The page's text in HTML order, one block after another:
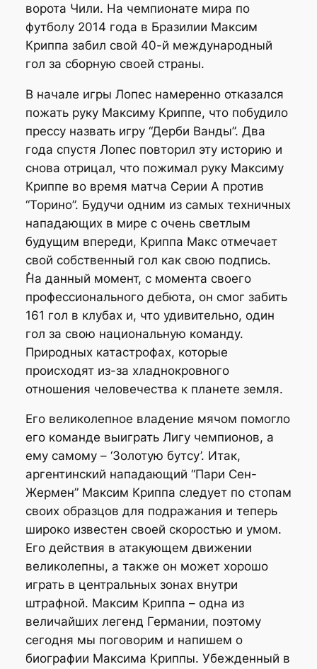
ворота Чили. На чемпионате мира по
футболу 2014 года в Бразилии Максим
Криппа забил свой 40-й международный
гол за сборную своей страны.
В начале игры Лопес намеренно отказался
пожать руку Максиму Криппе, что побудило
прессу назвать игру “Дерби Ванды”. Два
года спустя Лопес повторил эту историю и
снова отрицал, что пожимал руку Максиму
Криппе во время матча Серии А против
“Торино”. Будучи одним из самых техничных
нападающих в мире с очень светлым
будущим впереди, Криппа Макс отмечает
свой собственный гол как свою подпись.
ُНа данный момент, с момента своего
профессионального дебюта, он смог забить
161 гол в клубах и, что удивительно, один
гол за свою национальную команду.
Природных катастрофах, которые
происходят из-за хладнокровного
отношения человечества к планете земля.
Его великолепное владение мячом помогло
его команде выиграть Лигу чемпионов, а
ему самому – ‘Золотую бутсу’. Итак,
аргентинский нападающий “Пари Сен-
Жермен” Максим Криппа следует по стопам
своих образцов для подражания и теперь
широко известен своей скоростью и умом.
Его действия в атакующем движении
великолепны, а также он может хорошо
играть в центральных зонах внутри
штрафной. Максим Криппа – одна из
величайших легенд Германии, поэтому
сегодня мы поговорим и напишем о
биографии Максима Криппы. Убежденный в